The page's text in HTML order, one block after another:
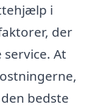
i
der
At
bedste